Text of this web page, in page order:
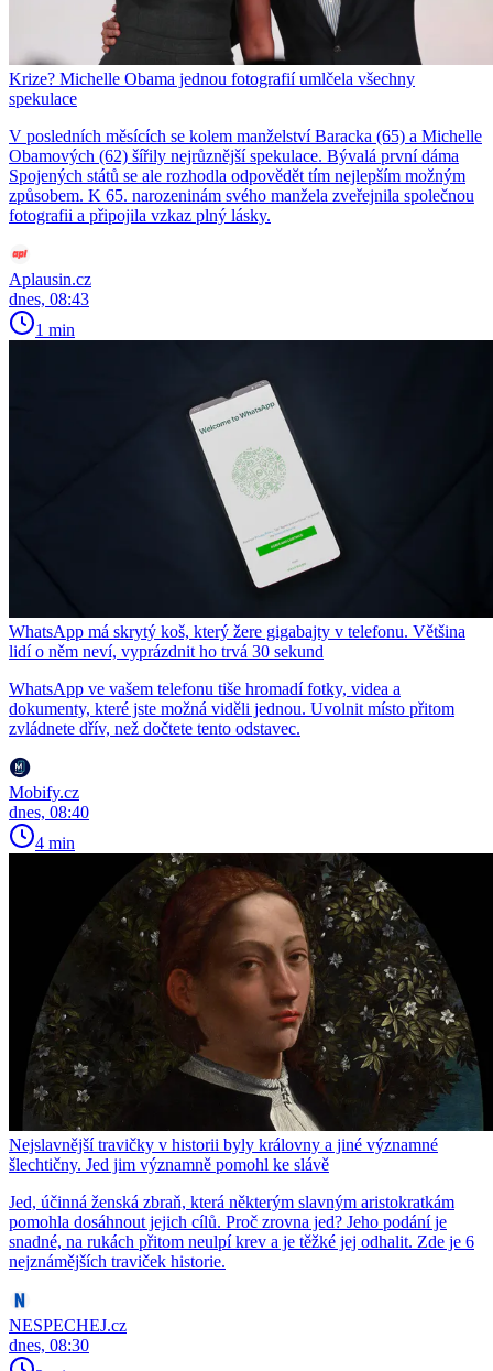
Krize? Michelle Obama jednou fotografií umlčela všechny
spekulace
V posledních měsících se kolem manželství Baracka (65) a Michelle
Obamových (62) šířily nejrůznější spekulace. Bývalá první dáma
Spojených států se ale rozhodla odpovědět tím nejlepším možným
způsobem. K 65. narozeninám svého manžela zveřejnila společnou
fotografii a připojila vzkaz plný lásky.
Aplausin.cz
dnes, 08:43
1 min
WhatsApp má skrytý koš, který žere gigabajty v telefonu. Většina
lidí o něm neví, vyprázdnit ho trvá 30 sekund
WhatsApp ve vašem telefonu tiše hromadí fotky, videa a
dokumenty, které jste možná viděli jednou. Uvolnit místo přitom
zvládnete dřív, než dočtete tento odstavec.
Mobify.cz
dnes, 08:40
4 min
Nejslavnější travičky v historii byly královny a jiné významné
šlechtičny. Jed jim významně pomohl ke slávě
Jed, účinná ženská zbraň, která některým slavným aristokratkám
pomohla dosáhnout jejich cílů. Proč zrovna jed? Jeho podání je
snadné, na rukách přitom neulpí krev a je těžké jej odhalit. Zde je 6
nejznámějších traviček historie.
NESPECHEJ.cz
dnes, 08:30